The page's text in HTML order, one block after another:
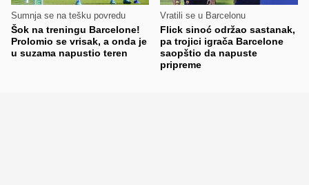
Sumnja se na tešku povredu
Šok na treningu Barcelone!
Prolomio se vrisak, a onda je
u suzama napustio teren
Vratili se u Barcelonu
Flick sinoć održao sastanak,
pa trojici igrača Barcelone
saopštio da napuste
pripreme